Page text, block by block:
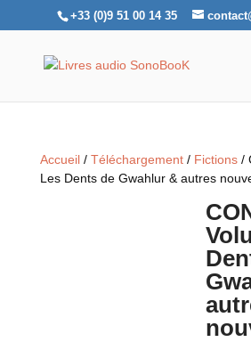
+33 (0)9 51 00 14 35
Accueil/ Téléchargement/ Fictions/
Les Dents de Gwahlur & autres